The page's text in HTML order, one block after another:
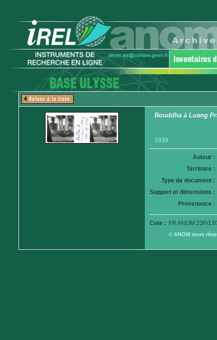
Bouddha à Luang
1939
Auteur :
Territoire :
Type de document :
Support et dimensions :
Provenance :
Cote : FR ANOM
© ANOM sous